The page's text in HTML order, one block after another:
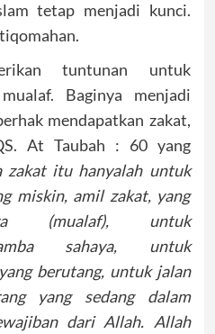
tetap menjadi kunci.
tuntunan untuk
Baginya menjadi
mendapatkan zakat,
At Taubah : 60 yang
zakat itu hanyalah untuk
miskin, amil zakat, yang
(mualaf), untuk
sahaya, untuk
berutang, untuk jalan
yang sedang dalam
dari Allah. Allah